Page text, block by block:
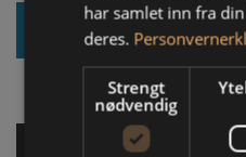
Logg inn på Min
har samlet inn fra
deres.
Strengt
nødvendig